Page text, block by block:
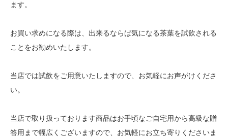
ます。
お買い求めになる際は、出来るならば気になる茶葉を試飲される
ことをお勧めいたします。
当店では試飲をご用意いたしますので、お気軽にお声がけくださ
い。
当店で取り扱っております商品はお手頃なご自宅用から高級な贈
答用まで幅広くございますので、お気軽にお立ち寄りくださいま